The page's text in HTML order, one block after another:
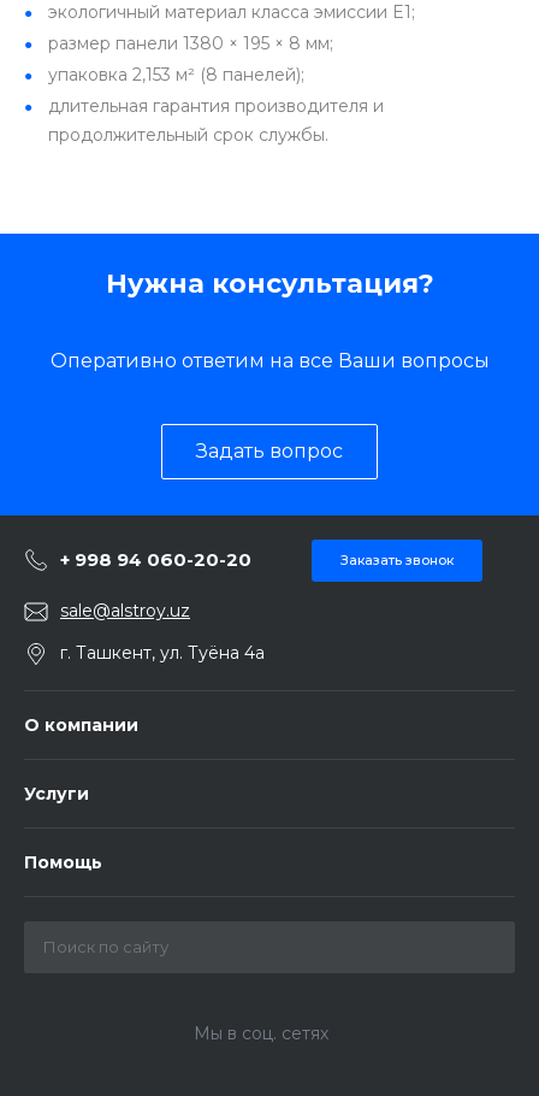
экологичный материал класса эмиссии E1;
размер панели 1380 × 195 × 8 мм;
упаковка 2,153 м² (8 панелей);
длительная гарантия производителя и
продолжительный срок службы.
Нужна консультация?
Оперативно ответим на все Ваши вопросы
Задать вопрос
+ 998 94 060-20-20 Заказать звонок
sale@alstroy.uz
г. Ташкент, ул. Туёна 4а
О компании
Услуги
Помощь
Мы в соц. сетях